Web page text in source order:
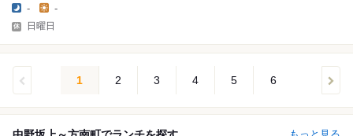
- -
日曜日
1 2 3 4 5 6